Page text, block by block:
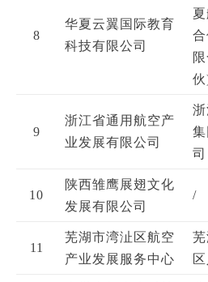
8
华夏云翼国际教育
科技有限公司
9
浙江省通用航空产
业发展有限公司
司
10
陕西雏鹰展翅文化
发展有限公司
/
11
芜湖市湾沚区航空
产业发展服务中心